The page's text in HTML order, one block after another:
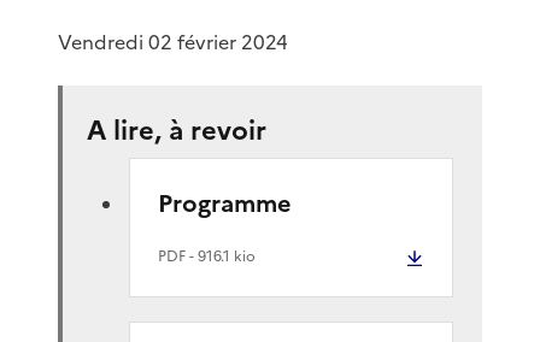
Vendredi 02 février 2024
A lire, à revoir
Programme
PDF- 916.1 kio